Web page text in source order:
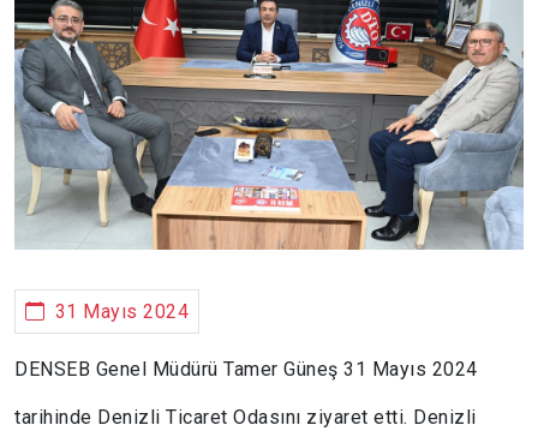
31 Mayıs 2024
DENSEB Genel Müdürü Tamer Güneş 31 Mayıs 2024
tarihinde Denizli Ticaret Odasını ziyaret etti. Denizli